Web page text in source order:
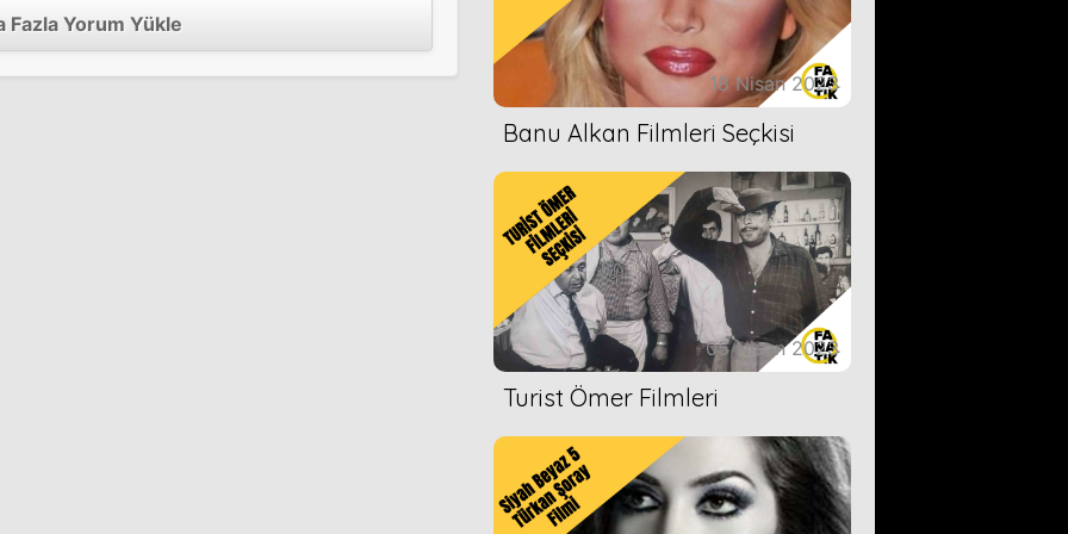
Fazla Yorum Yükle
18 Nisan 2023
Banu Alkan Filmleri Seçkisi
05 Nisan 2023
Turist Ömer Filmleri